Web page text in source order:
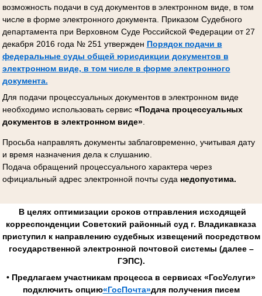
возможность подачи в суд документов в электронном виде, в том
числе в форме электронного документа. Приказом Судебного
департамента при Верховном Суде Российской Федерации от 27
декабря 2016 года № 251 утвержден Порядок подачи в
федеральные суды общей юрисдикции документов в
электронном виде, в том числе в форме электронного
документа.
Для подачи процессуальных документов в электронном виде
необходимо использовать сервис «Подача процессуальных
документов в электронном виде».
Просьба направлять документы заблаговременно, учитывая дату
и время назначения дела к слушанию.
Подача обращений процессуального характера через
официальный адрес электронной почты суда недопустима.
В целях оптимизации сроков отправления исходящей
корреспонденции Советский районный суд г. Владикавказа
приступил к направлению судебных извещений посредством
государственной электронной почтовой системы (далее –
ГЭПС).
• Предлагаем участникам процесса в сервисах «ГосУслуги»
подключить опцию«ГосПочта»для получения писем